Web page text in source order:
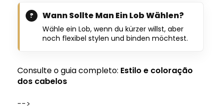
Wann Sollte Man Ein Lob Wählen?
Wähle ein Lob, wenn du kürzer willst, aber
noch flexibel stylen und binden möchtest.
Consulte o guia completo: Estilo e coloração
dos cabelos
-->